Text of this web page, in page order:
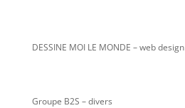
DESSINE MOI LE MONDE – web design
Groupe B2S – divers